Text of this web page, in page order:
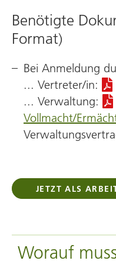
Benötigte
Format)
Bei Anmeldung
... Vertreter/in:
... Verwaltung:
Vollmacht/
JETZT ALS
Worauf